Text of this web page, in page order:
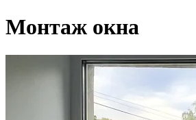
Монтаж окна